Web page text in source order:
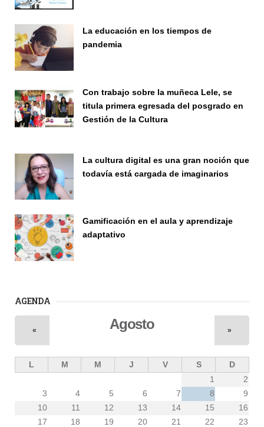
La educación en los tiempos de
pandemia
Con trabajo sobre la muñeca Lele, se
titula primera egresada del posgrado en
Gestión de la Cultura
La cultura digital es una gran noción que
todavía está cargada de imaginarios
Gamificación en el aula y aprendizaje
adaptativo
AGENDA
Agosto
« »
L M M J V S
D
1
2
3
4 5 6 7 8
9
10
11 12 13 14 15
16
17
18 19 20 21 22
23